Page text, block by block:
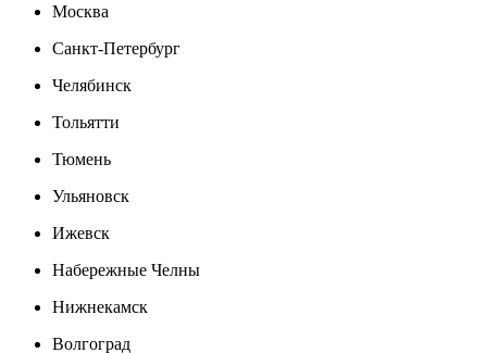
Москва
Санкт-Петербург
Челябинск
Тольятти
Тюмень
Ульяновск
Ижевск
Набережные Челны
Нижнекамск
Волгоград